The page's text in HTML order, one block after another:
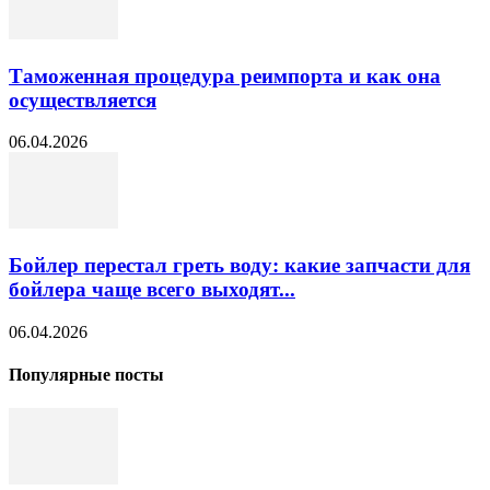
Таможенная процедура реимпорта и как она
осуществляется
06.04.2026
Бойлер перестал греть воду: какие запчасти для
бойлера чаще всего выходят...
06.04.2026
Популярные посты